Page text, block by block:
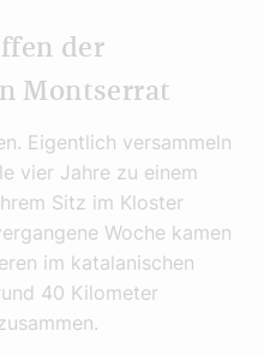
der
Montserrat
Eigentlich versammeln
vier Jahre zu einem
Sitz im Kloster
Woche kamen
im katalanischen
40 Kilometer